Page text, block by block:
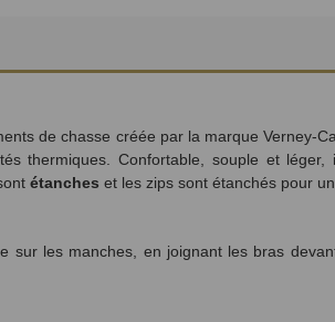
de chasse créée par la marque Verney-
thermiques. Confortable, souple et léger,
étanches et les zips sont étanchés pour
sur les manches, en joignant les bras